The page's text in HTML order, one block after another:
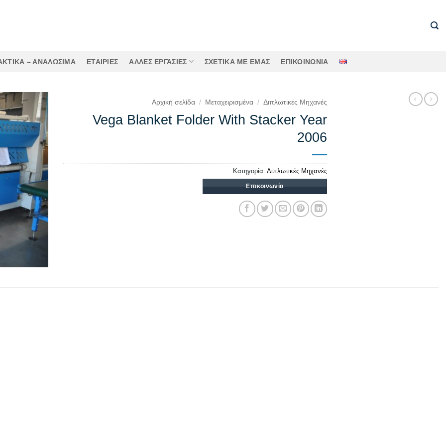
– ΑΝΑΛΩΣΙΜΑ ΕΤΑΙΡΙΕΣ ΆΛΛΕΣ ΕΡΓΑΣΊΕΣ ΣΧΕΤΙΚΆ ΜΕ ΕΜΆΣ ΕΠΙΚΟΙΝΩΝΊΑ
Αρχική σελίδα / Μεταχειρισμένα / Διπλωτικές Μηχανές
Vega Blanket Folder With Stacker Year
2006
Κατηγορία: Διπλωτικές Μηχανές
Επικοινωνία